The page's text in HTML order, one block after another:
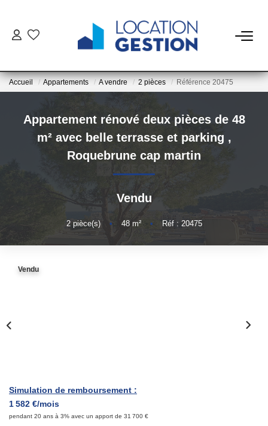
La Gestion Du Bien
La Gestion Du Locataire
LOUER
ESTIMER
ESPACE CLIENT
Propriétaire
Accueil Appartements A vendre 2 pièces Référence 20475
Appartement rénové deux pièces de 48
m² avec belle terrasse et parking ,
Roquebrune cap martin
Vendu
2pièce(s) • 48m² • Réf : 20475
Vendu
Simulation de remboursement :
1 582 €/mois
pendant 20 ans à 3% avec un apport de 31 700 €